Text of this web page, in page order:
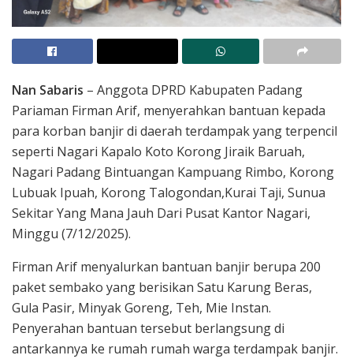
Nan Sabaris – Anggota DPRD Kabupaten Padang
Pariaman Firman Arif, menyerahkan bantuan kepada
para korban banjir di daerah terdampak yang terpencil
seperti Nagari Kapalo Koto Korong Jiraik Baruah,
Nagari Padang Bintuangan Kampuang Rimbo, Korong
Lubuak Ipuah, Korong Talogondan,Kurai Taji, Sunua
Sekitar Yang Mana Jauh Dari Pusat Kantor Nagari,
Minggu (7/12/2025).
Firman Arif menyalurkan bantuan banjir berupa 200
paket sembako yang berisikan Satu Karung Beras,
Gula Pasir, Minyak Goreng, Teh, Mie Instan.
Penyerahan bantuan tersebut berlangsung di
antarkannya ke rumah rumah warga terdampak banjir.